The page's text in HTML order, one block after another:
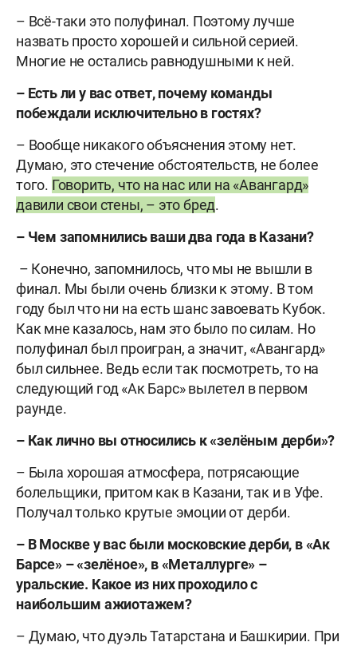
– Всё-таки это полуфинал. Поэтому лучше
назвать просто хорошей и сильной серией.
Многие не остались равнодушными к ней.
– Есть ли у вас ответ, почему команды
побеждали исключительно в гостях?
– Вообще никакого объяснения этому нет.
Думаю, это стечение обстоятельств, не более
того. Говорить, что на нас или на «Авангард»
давили свои стены, – это бред.
– Чем запомнились ваши два года в Казани?
– Конечно, запомнилось, что мы не вышли в
финал. Мы были очень близки к этому. В том
году был что ни на есть шанс завоевать Кубок.
Как мне казалось, нам это было по силам. Но
полуфинал был проигран, а значит, «Авангард»
был сильнее. Ведь если так посмотреть, то на
следующий год «Ак Барс» вылетел в первом
раунде.
– Как лично вы относились к «зелёным дерби»?
– Была хорошая атмосфера, потрясающие
болельщики, притом как в Казани, так и в Уфе.
Получал только крутые эмоции от дерби.
– В Москве у вас были московские дерби, в «Ак
Барсе» – «зелёное», в «Металлурге» –
уральские. Какое из них проходило с
наибольшим ажиотажем?
– Думаю, что дуэль Татарстана и Башкирии. При